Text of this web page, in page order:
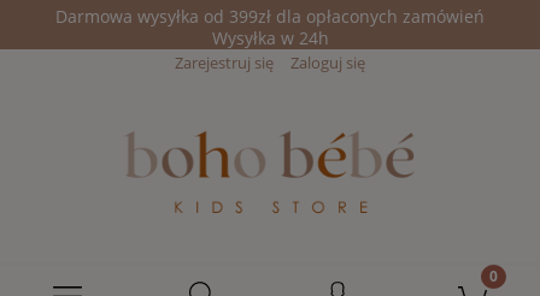
Darmowa wysyłka od 399zł dla opłaconych zamówień
Wysyłka w 24h
Zarejestruj się Zaloguj się